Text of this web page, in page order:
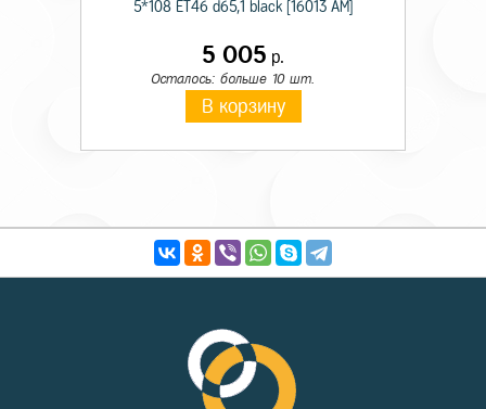
5*108 ET46 d65,1 black [16013 AM]
5 005 р.
Осталось: больше 10 шт.
В корзину